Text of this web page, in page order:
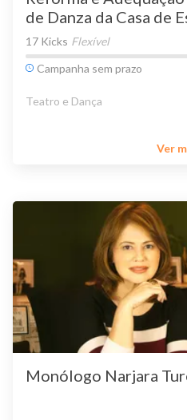
de Danza da Casa de
17 Kicks Flexível
Campanha sem prazo
Teatro e Dança
Ver
Monólogo Narjara